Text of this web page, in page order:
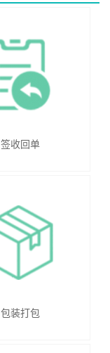
签收回单
包装打包